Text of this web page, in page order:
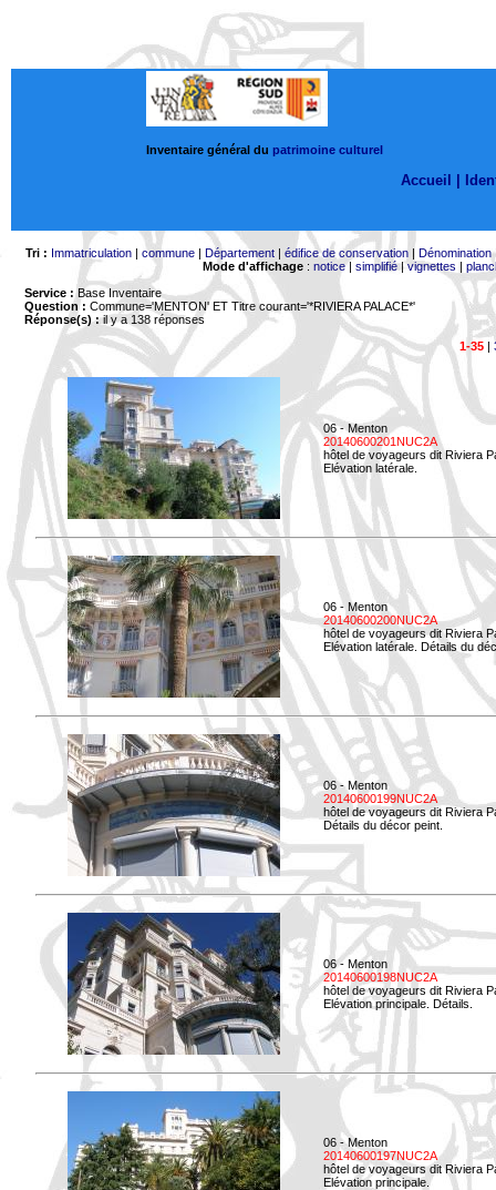
Inventaire général du patrimoine culturel
Accueil |
Tri : Immatriculation| commune| Département| édifice de conservation| Dénomination
Mode d'affichage: notice| simplifié|vignettes |
Service : Base Inventaire
Question : Commune='MENTON' ET Titre courant='*RIVIERA PALACE*'
Réponse(s) :il y a 138 réponses
1-35|
06 - Menton
20140600201NUC2A
hôtel de voyageurs dit Riviera
Elévation latérale.
06 - Menton
20140600200NUC2A
hôtel de voyageurs dit Riviera
Elévation latérale. Détails du
06 - Menton
20140600199NUC2A
hôtel de voyageurs dit Riviera
Détails du décor peint.
06 - Menton
20140600198NUC2A
hôtel de voyageurs dit Riviera
Elévation principale. Détails.
06 - Menton
20140600197NUC2A
hôtel de voyageurs dit Riviera
Elévation principale.